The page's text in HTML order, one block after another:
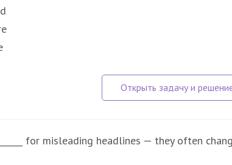
for misleading headlines — they often